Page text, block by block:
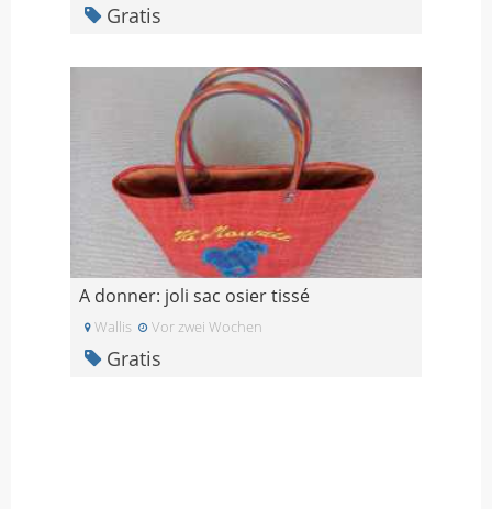
Gratis
A donner: joli sac osier tissé
Wallis Vor zwei Wochen
Gratis